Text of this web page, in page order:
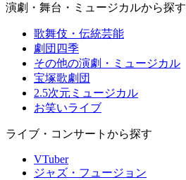
演劇・舞台・ミュージカルから探す
歌舞伎・伝統芸能
劇団四季
その他の演劇・ミュージカル
宝塚歌劇団
2.5次元ミュージカル
お笑いライブ
ライブ・コンサートから探す
VTuber
ジャズ・フュージョン